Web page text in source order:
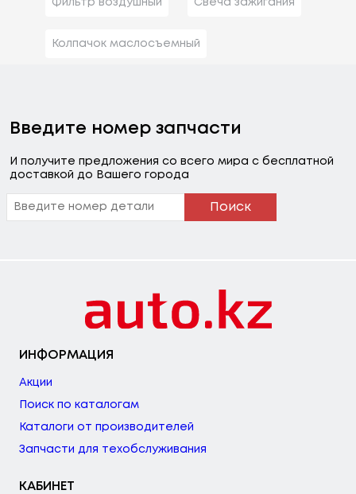
Фильтр воздушный Свеча зажигания
Колпачок маслосъемный
Введите номер запчасти
И получите предложения со всего мира с бесплатной
доставкой до Вашего города
Поиск
ИНФОРМАЦИЯ
Акции
Поиск по каталогам
Каталоги от производителей
Запчасти для техобслуживания
КАБИНЕТ